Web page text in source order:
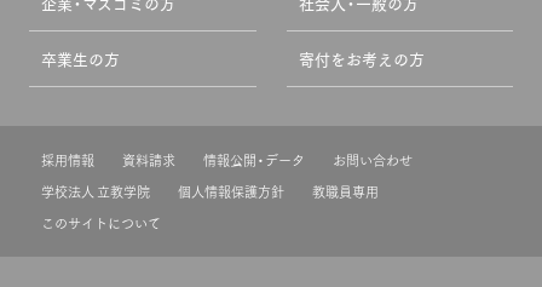
卒業生の方 寄付をお考えの方
採用情報 資料請求 情報公開・データ
お問い合わせ
学校法人 立教学院
個人情報保護方針
教職員専用
このサイトについて